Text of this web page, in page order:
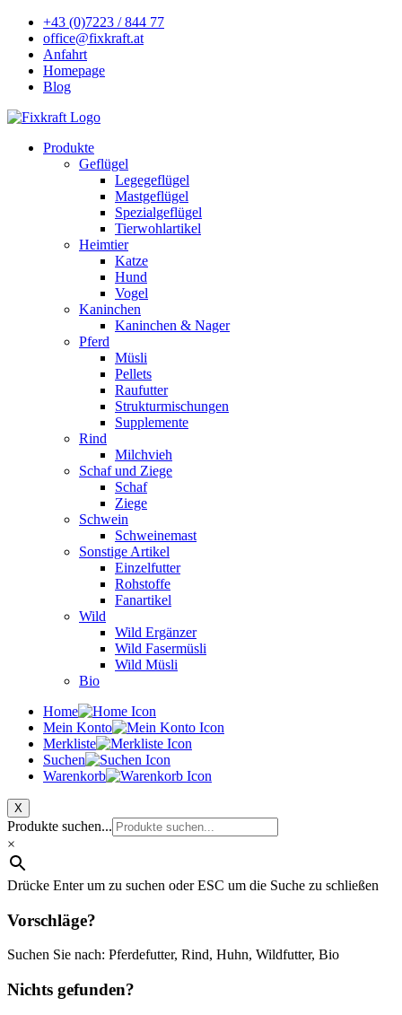
+43 (0)7223 / 844 77
office@fixkraft.at
Anfahrt
Homepage
Blog
Produkte
Geflügel
Legegeflügel
Mastgeflügel
Spezialgeflügel
Tierwohlartikel
Heimtier
Katze
Hund
Vogel
Kaninchen
Kaninchen & Nager
Pferd
Müsli
Pellets
Raufutter
Strukturmischungen
Supplemente
Rind
Milchvieh
Schaf und Ziege
Schaf
Ziege
Schwein
Schweinemast
Sonstige Artikel
Einzelfutter
Rohstoffe
Fanartikel
Wild
Wild Ergänzer
Wild Fasermüsli
Wild Müsli
Bio
Home
Mein Konto
Merkliste
Suchen
Warenkorb
X
Produkte suchen...
×
Drücke Enter um zu suchen oder ESC um die Suche zu schließen
Vorschläge?
Suchen Sie nach: Pferdefutter, Rind, Huhn, Wildfutter, Bio
Nichts gefunden?